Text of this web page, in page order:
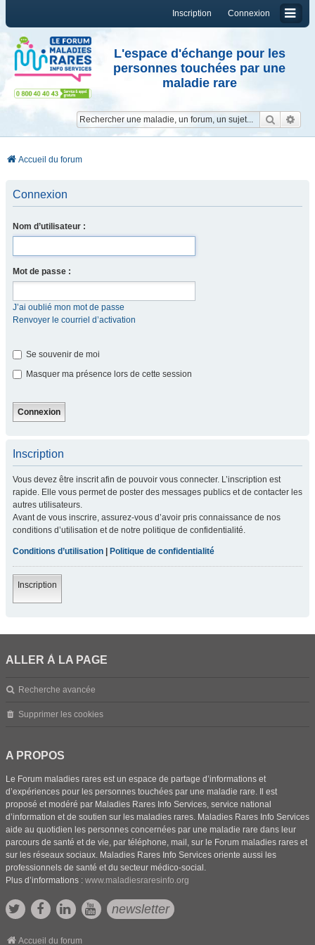
Connexion
Inscription
L'espace d'échange pour les
personnes touchées par une
maladie rare
Accueil du forum
Connexion
Nom d’utilisateur :
Mot de passe :
J’ai oublié mon mot de passe
Renvoyer le courriel d’activation
Se souvenir de moi
Masquer ma présence lors de cette session
Inscription
Vous devez être inscrit afin de pouvoir vous connecter. L’inscription est
rapide. Elle vous permet de poster des messages publics et de contacter les
autres utilisateurs.
Avant de vous inscrire, assurez-vous d’avoir pris connaissance de nos
conditions d’utilisation et de notre politique de confidentialité.
Conditions d’utilisation Politique de confidentialité
Inscription
ALLER À LA PAGE
Recherche avancée
Supprimer les cookies
A PROPOS
Le Forum maladies rares est un espace de partage d’informations et
d’expériences pour les personnes touchées par une maladie rare. Il est
proposé et modéré par Maladies Rares Info Services, service national
d’information et de soutien sur les maladies rares. Maladies Rares Info Services
aide au quotidien les personnes concernées par une maladie rare dans leur
parcours de santé et de vie, par téléphone, mail, sur le Forum maladies rares et
sur les réseaux sociaux. Maladies Rares Info Services oriente aussi les
professionnels de santé et du secteur médico-social.
Plus d’informations : www.maladiesraresinfo.org
newsletter
Accueil du forum